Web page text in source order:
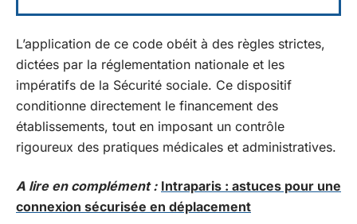
L’application de ce code obéit à des règles strictes,
dictées par la réglementation nationale et les
impératifs de la Sécurité sociale. Ce dispositif
conditionne directement le financement des
établissements, tout en imposant un contrôle
rigoureux des pratiques médicales et administratives.
A lire en complément : Intraparis : astuces pour une
connexion sécurisée en déplacement